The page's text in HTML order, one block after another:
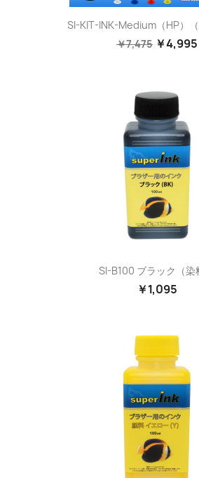
SI-KIT-INK-Medium（HP）（
￥7,475 ￥4,995
SI-B100 ブラック（染
￥1,095